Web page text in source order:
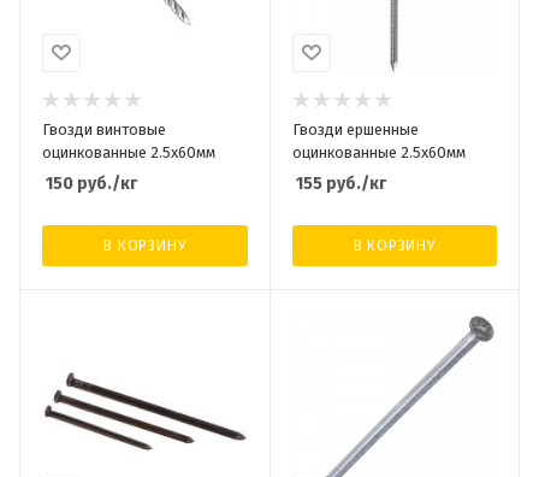
Гвозди винтовые
оцинкованные 2.5х60мм
150 руб./кг
В КОРЗИНУ
Гвозди ершенные
оцинкованные 2.5х60мм
155руб./кг
В КОРЗИНУ